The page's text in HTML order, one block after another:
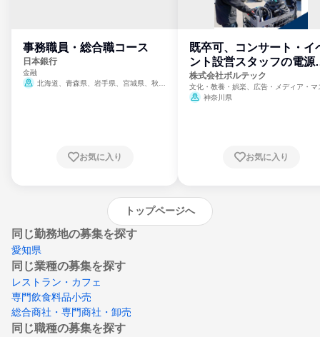
事務職員・総合職コース
日本銀行
金融
北海道、青森県、岩手県、宮城県、秋田
崎県、熊本県、大分県、宮崎県、鹿児島県、
お気に入り
既卒可、コンサート・イ
ント設営スタッフの電源
門
株式会社ボルテック
文化・教養・娯楽、広告・メディア・マ
ミ、電力・ガス・水道・エネルギー
神奈川県
お気に入り
トップページへ
同じ勤務地の募集を探す
愛知県
同じ業種の募集を探す
レストラン・カフェ
専門飲食料品小売
総合商社・専門商社・卸売
同じ職種の募集を探す